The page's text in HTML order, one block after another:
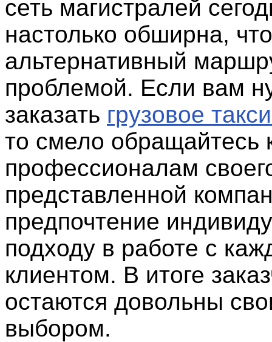
сеть магистралей
настолько обширна,
альтернативный
проблемой. Если вам
заказать грузовое
то смело обращайтесь
профессионалам
представленной
предпочтение
подходу в работе с
клиентом. В итоге
остаются довольны
выбором.